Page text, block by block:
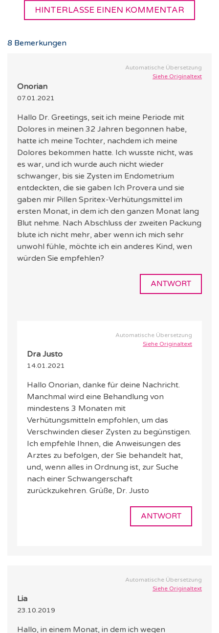
HINTERLASSE EINEN KOMMENTAR
8 Bemerkungen
Automatische Übersetzung
Siehe Originaltext
Onorian
07.01.2021
Hallo Dr. Greetings, seit ich meine Periode mit
Dolores in meinen 32 Jahren begonnen habe,
hatte ich meine Tochter, nachdem ich meine
Dolores bekommen hatte. Ich wusste nicht, was
es war, und ich wurde auch nicht wieder
schwanger, bis sie Zysten im Endometrium
entdeckten, die sie gaben Ich Provera und sie
gaben mir Pillen Spritex-Verhütungsmittel im
ersten Monat, in dem ich den ganzen Monat lang
Blut nehme. Nach Abschluss der zweiten Packung
blute ich nicht mehr, aber wenn ich mich sehr
unwohl fühle, möchte ich ein anderes Kind, wen
würden Sie empfehlen?
ANTWORT
Automatische Übersetzung
Siehe Originaltext
Dra Justo
14.01.2021
Hallo Onorian, danke für deine Nachricht.
Manchmal wird eine Behandlung von
mindestens 3 Monaten mit
Verhütungsmitteln empfohlen, um das
Verschwinden dieser Zysten zu begünstigen.
Ich empfehle Ihnen, die Anweisungen des
Arztes zu befolgen, der Sie behandelt hat,
und, wenn alles in Ordnung ist, zur Suche
nach einer Schwangerschaft
zurückzukehren. Grüße, Dr. Justo
ANTWORT
Automatische Übersetzung
Siehe Originaltext
Lia
23.10.2019
Hallo, in einem Monat, in dem ich wegen